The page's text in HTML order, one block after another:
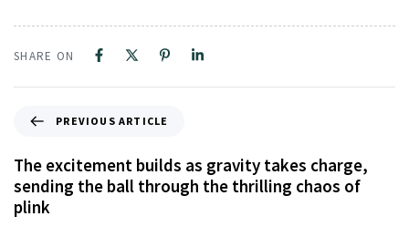
SHARE ON
PREVIOUS ARTICLE
The excitement builds as gravity takes charge,
sending the ball through the thrilling chaos of
plink